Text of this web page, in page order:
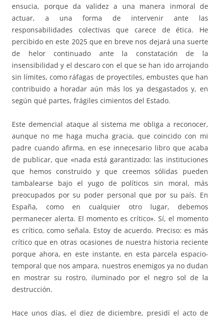
ensucia, porque da validez a una manera inmoral de
actuar, a una forma de intervenir ante las
responsabilidades colectivas que carece de ética. He
percibido en este 2025 que en breve nos dejará una suerte
de helor continuado ante la constatación de la
insensibilidad y el descaro con el que se han ido arrojando
sin límites, como ráfagas de proyectiles, embustes que han
contribuido a horadar aún más los ya desgastados y, en
según qué partes, frágiles cimientos del Estado.
Este demencial ataque al sistema me obliga a reconocer,
aunque no me haga mucha gracia, que coincido con mi
padre cuando afirma, en ese innecesario libro que acaba
de publicar, que «nada está garantizado: las instituciones
que hemos construido y que creemos sólidas pueden
tambalearse bajo el yugo de políticos sin moral, más
preocupados por su poder personal que por su país. En
España, como en cualquier otro lugar, debemos
permanecer alerta. El momento es crítico». Sí, el momento
es crítico, como señala. Estoy de acuerdo. Preciso: es más
crítico que en otras ocasiones de nuestra historia reciente
porque ahora, en este instante, en esta parcela espacio-
temporal que nos ampara, nuestros enemigos ya no dudan
en mostrar su rostro, iluminado por el negro sol de la
destrucción.
Hace unos días, el diez de diciembre, presidí el acto de